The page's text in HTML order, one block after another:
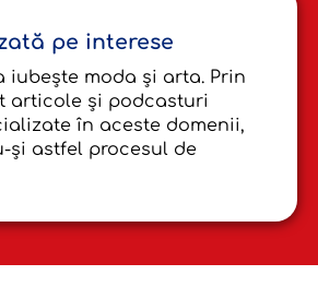
pe interese
iubește moda și arta. Prin
articole și podcasturi
în aceste domenii,
și astfel procesul de